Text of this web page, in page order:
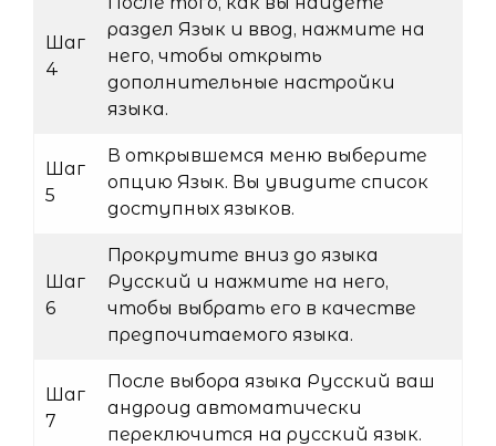
Шаг
4
раздел Язык и ввод, нажмите на
него, чтобы открыть
дополнительные настройки
языка.
Шаг
5
В открывшемся меню выберите
опцию Язык. Вы увидите список
доступных языков.
Шаг
6
Прокрутите вниз до языка
Русский и нажмите на него,
чтобы выбрать его в качестве
предпочитаемого языка.
Шаг
7
После выбора языка Русский ваш
андроид автоматически
переключится на русский язык.